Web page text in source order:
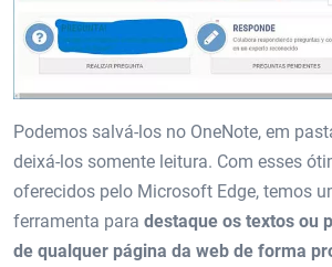
Podemos salvá-los no OneNote, em
deixá-los somente leitura. Com esses
oferecidos pelo Microsoft Edge, temos
ferramenta para destaque os textos ou
de qualquer página da web de forma